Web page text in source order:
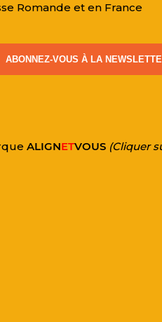
Romande et en France
ABONNEZ-VOUS À LA
ALIGNETVOUS (Cliquer